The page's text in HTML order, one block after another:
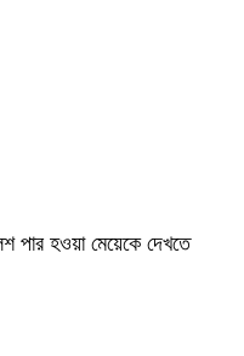
পার হওয়া মেয়েকে দেখতে